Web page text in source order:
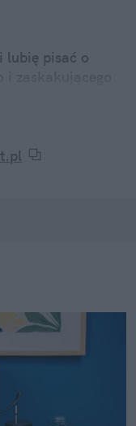
lubię pisać o
wypowiedzi, a
znanych
o nich w